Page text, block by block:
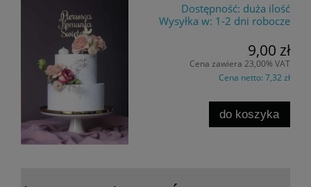
Dostępność: duża ilość
Wysyłka w: 1-2 dni robocze
9,00 zł
Cena zawiera 23,00% VAT
Cena netto: 7,32 zł
do koszyka